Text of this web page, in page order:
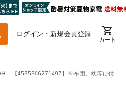
ログイン・新規会員登録
カート
【4535306271497】※布団、枕等は付